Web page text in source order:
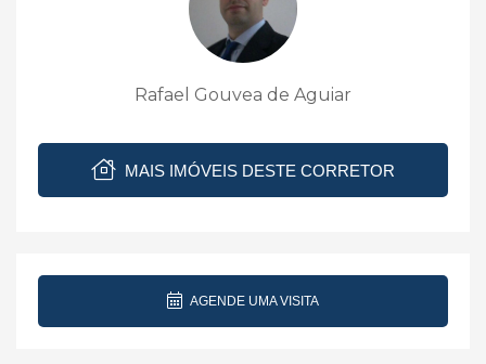
Rafael Gouvea de Aguiar
MAIS IMÓVEIS DESTE CORRETOR
AGENDE UMA VISITA